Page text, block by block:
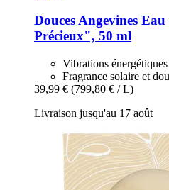
Douces Angevines Eau
Précieux", 50 ml
Vibrations
Fragrance solaire et
39,99 € (799,80 € / L)
Livraison jusqu'au 17 août